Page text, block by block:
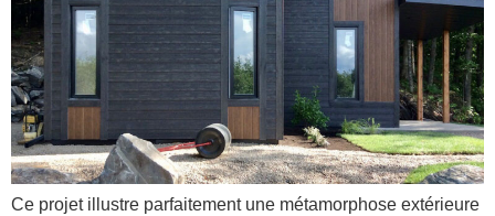
Ce projet illustre parfaitement une métamorphose extérieure